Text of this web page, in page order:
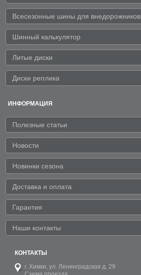
Всесезонные шины для внедорожников
Шинный калькулятор
Литые диски
Диски реплика
ИНФОРМАЦИЯ
Полезные статьи
Новости
Новинки сезона
Доставка и оплата
Гарантия
Наши контакты
КОНТАКТЫ
г. Химки, ул. Ленинградская д. 29